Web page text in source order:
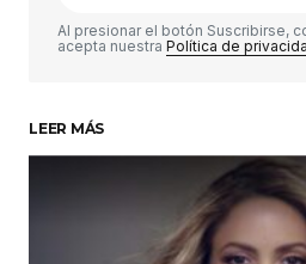
Comentario*
Tu correo electrónico*
Al presionar el botón Suscribirse,
acepta nuestra Política de
LEER MÁS